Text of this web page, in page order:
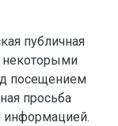
публичная
некоторыми
посещением
просьба
информацией.